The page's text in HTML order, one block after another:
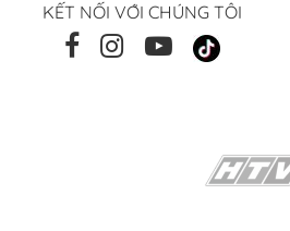
KẾT NỐI VỚI CHÚNG TÔI